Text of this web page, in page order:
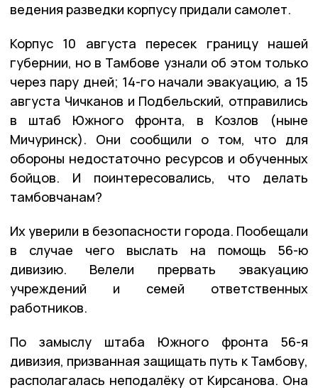
ведения разведки корпусу придали самолет.
Корпус 10 августа пересек границу нашей
губернии, но в Тамбове узнали об этом только
через пару дней; 14-го начали эвакуацию, а 15
августа Чичканов и Подбельский, отправились
в штаб Южного фронта, в Козлов (ныне
Мичуринск). Они сообщили о том, что для
обороны недостаточно ресурсов и обученных
бойцов. И поинтересовались, что делать
тамбовчанам?
Их уверили в безопасности города. Пообещали
в случае чего выслать на помощь 56-ю
дивизию. Велели прервать эвакуацию
учреждений и семей ответственных
работников.
По замыслу штаба Южного фронта 56-я
дивизия, призванная защищать путь к Тамбову,
располагалась неподалёку от Кирсанова. Она